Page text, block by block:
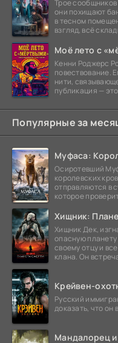
Трое
они похищают
в тесном
взгляд, всё
Моё лето с
Кенни Роджерс
повествование.
нити,
публикация —
Популярные за
Муфаса:
Осиротевший
королевских
отправляются в
которое
Хищник:
Хищник Дек,
опасную
своему отцу и
клана. Он
Крейвен-
Русский
доказать, что он
Мандалорец